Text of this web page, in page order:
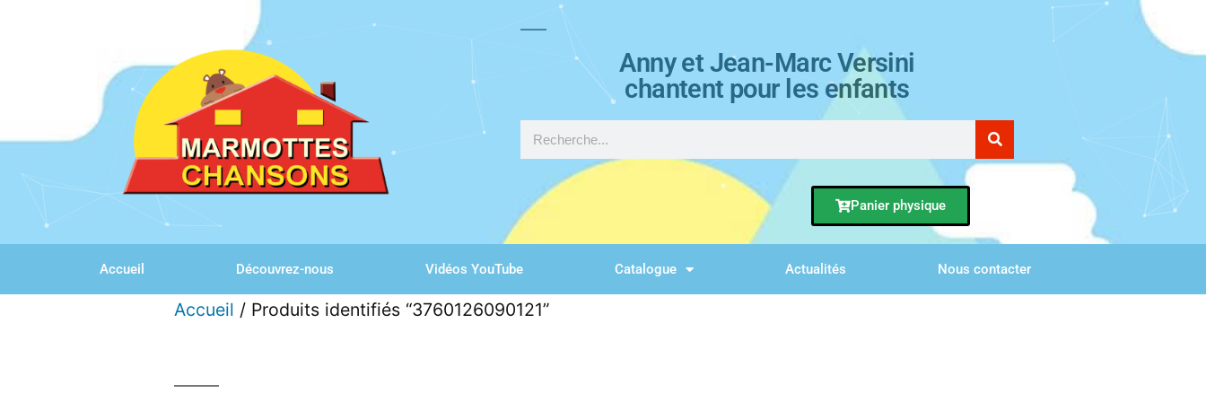
Anny et Jean-Marc Versini
chantent pour les enfants
Panier physique
Accueil Découvrez-nous Vidéos YouTube Catalogue Actualités Nous contacter
Accueil / Produits identifiés “3760126090121”